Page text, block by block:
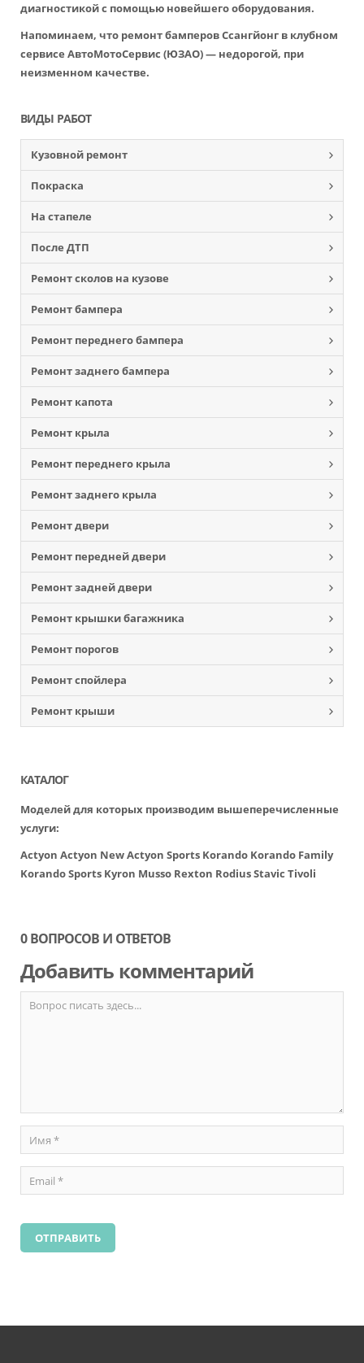
диагностикой с помощью новейшего оборудования.
Напоминаем, что ремонт бамперов Ссангйонг в клубном
сервисе АвтоМотоСервис (ЮЗАО) — недорогой, при
неизменном качестве.
ВИДЫ РАБОТ
Кузовной ремонт
Покраска
На стапеле
После ДТП
Ремонт сколов на кузове
Ремонт бампера
Ремонт переднего бампера
Ремонт заднего бампера
Ремонт капота
Ремонт крыла
Ремонт переднего крыла
Ремонт заднего крыла
Ремонт двери
Ремонт передней двери
Ремонт задней двери
Ремонт крышки багажника
Ремонт порогов
Ремонт спойлера
Ремонт крыши
КАТАЛОГ
Моделей для которых производим вышеперечисленные
услуги:
Actyon Actyon NewActyon Sports Korando Korando Family
Korando Sports Kyron Musso Rexton RodiusStavic Tivoli
0 ВОПРОСОВ И ОТВЕТОВ
Добавить комментарий